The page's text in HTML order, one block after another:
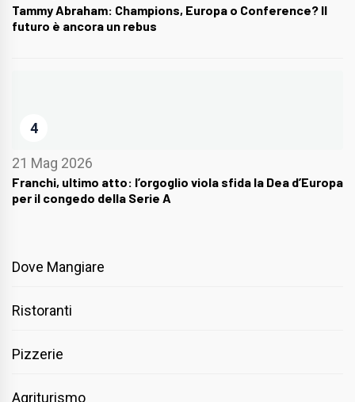
Tammy Abraham: Champions, Europa o Conference? Il
futuro è ancora un rebus
4
21 Mag 2026
Franchi, ultimo atto: l’orgoglio viola sfida la Dea d’Europa
per il congedo della Serie A
Dove Mangiare
Ristoranti
Pizzerie
Agriturismo